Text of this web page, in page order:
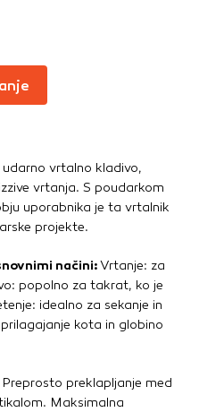
vrtalno kladivo,
vrtanja. S poudarkom
uporabnika je ta vrtalnik
projekte.
načini:Vrtanje: za
popolno za takrat, ko je
idealno za sekanje in
kota in globino
Preprosto preklapljanje med
Maksimalna
jih lahko uporabljajo za
drugih spletnih mestih.
prepoznavanje vašega
uporabo teh piškotkov,
izbire
VSE